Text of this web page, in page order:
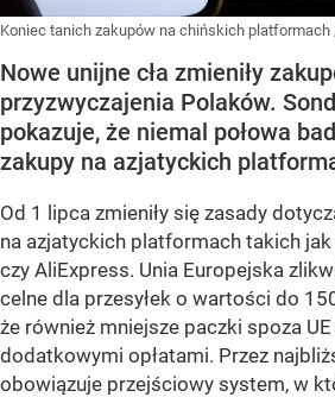
Koniec tanich zakupów na chińskich platformach
Nowe unijne cła zmieniły
przyzwyczajenia Polaków.
pokazuje, że niemal połowa
zakupy na azjatyckich
Od 1 lipca zmieniły się zasady
na azjatyckich platformach takich jak
czy AliExpress. Unia Europejska
celne dla przesyłek o wartości do
że również mniejsze paczki spoza
dodatkowymi opłatami. Przez
obowiązuje przejściowy system, w